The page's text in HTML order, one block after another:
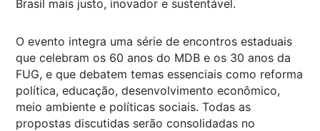
Brasil mais justo, inovador e sustentável.
O evento integra uma série de encontros estaduais
que celebram os 60 anos do MDB e os 30 anos da
FUG, e que debatem temas essenciais como reforma
política, educação, desenvolvimento econômico,
meio ambiente e políticas sociais. Todas as
propostas discutidas serão consolidadas no